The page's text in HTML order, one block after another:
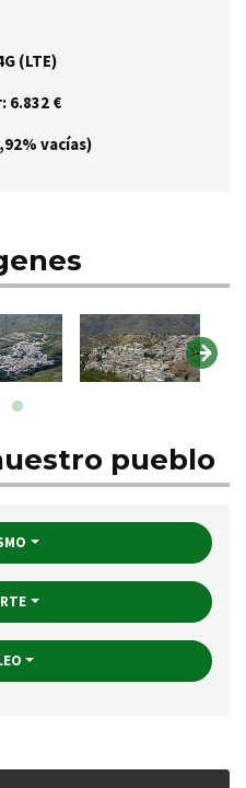
(LTE)
6.832 €
vacías)
pueblo